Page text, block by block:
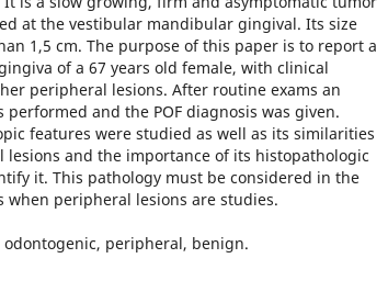
at the vestibular mandibular gingival. Its size
1,5 cm. The purpose of this paper is to report a
of a 67 years old female, with clinical
peripheral lesions. After routine exams an
performed and the POF diagnosis was given.
features were studied as well as its similarities
and the importance of its histopathologic
it. This pathology must be considered in the
peripheral lesions are studies.
odontogenic, peripheral, benign.